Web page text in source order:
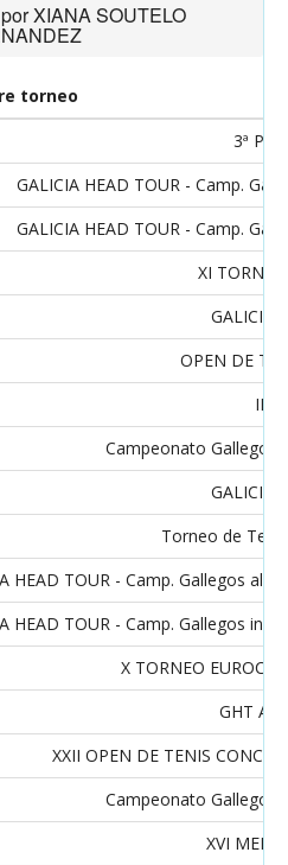
XIANA SOUTELO
torneo
3ª
GALICIA HEAD TOUR - Camp.
GALICIA HEAD TOUR - Camp.
XI
GALICIA
OPEN DE
II
Campeonato Gallego
GALICIA
Torneo de
HEAD TOUR - Camp. Gallegos
HEAD TOUR - Camp. Gallegos
X TORNEO
GHT
XXII OPEN DE TENIS
Campeonato Gallego
XVI